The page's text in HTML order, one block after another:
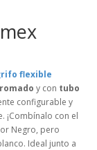
flexible
y con tubo
configurable y
¡Combínalo con el
Negro, pero
Ideal junto a